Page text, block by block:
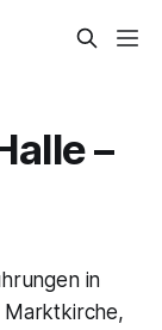
–
in